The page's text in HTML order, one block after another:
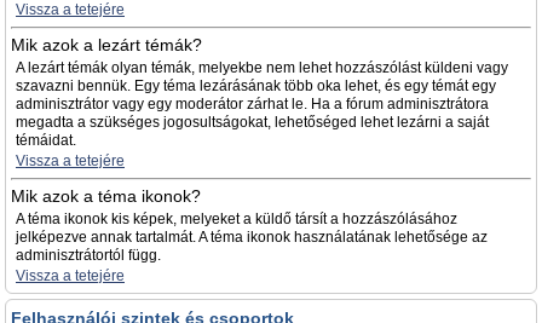
Vissza a tetejére
Mik azok a lezárt témák?
A lezárt témák olyan témák, melyekbe nem lehet hozzászólást küldeni vagy
szavazni bennük. Egy téma lezárásának több oka lehet, és egy témát egy
adminisztrátor vagy egy moderátor zárhat le. Ha a fórum adminisztrátora
megadta a szükséges jogosultságokat, lehetőséged lehet lezárni a saját
témáidat.
Vissza a tetejére
Mik azok a téma ikonok?
A téma ikonok kis képek, melyeket a küldő társít a hozzászólásához
jelképezve annak tartalmát. A téma ikonok használatának lehetősége az
adminisztrátortól függ.
Vissza a tetejére
Felhasználói szintek és csoportok